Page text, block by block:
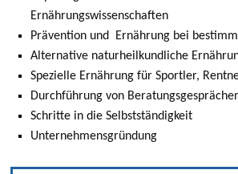
Ernährungswissenschaften
Prävention und Ernährung bei
Alternative naturheilkundliche
Spezielle Ernährung für Sportler,
Durchführung von
Schritte in die Selbstständigkeit
Unternehmensgründung